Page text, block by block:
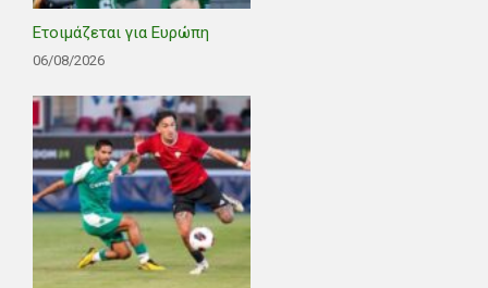
Ετοιμάζεται για Ευρώπη
06/08/2026